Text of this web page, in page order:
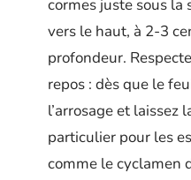
cormes juste sous la
vers le haut, à 2-3
profondeur.
repos : dès que le
l’arrosage et laissez
particulier pour les
comme le cyclamen